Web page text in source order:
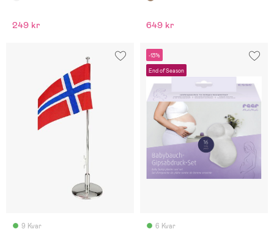
249 kr 649 kr
9 Kvar
-13%
End of Season
6 Kvar